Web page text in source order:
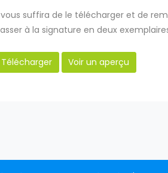
suffira de le télécharger et de
à la signature en deux
Télécharger Voir un aperçu